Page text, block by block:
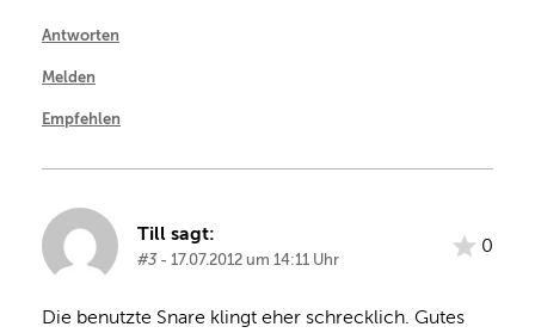
Antworten
Melden
Empfehlen
Till sagt:
#3- 17.07.2012 um 14:11 Uhr
0
Die benutzte Snare klingt eher schrecklich. Gutes